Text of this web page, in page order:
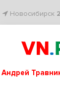
Новосибирск
Андрей